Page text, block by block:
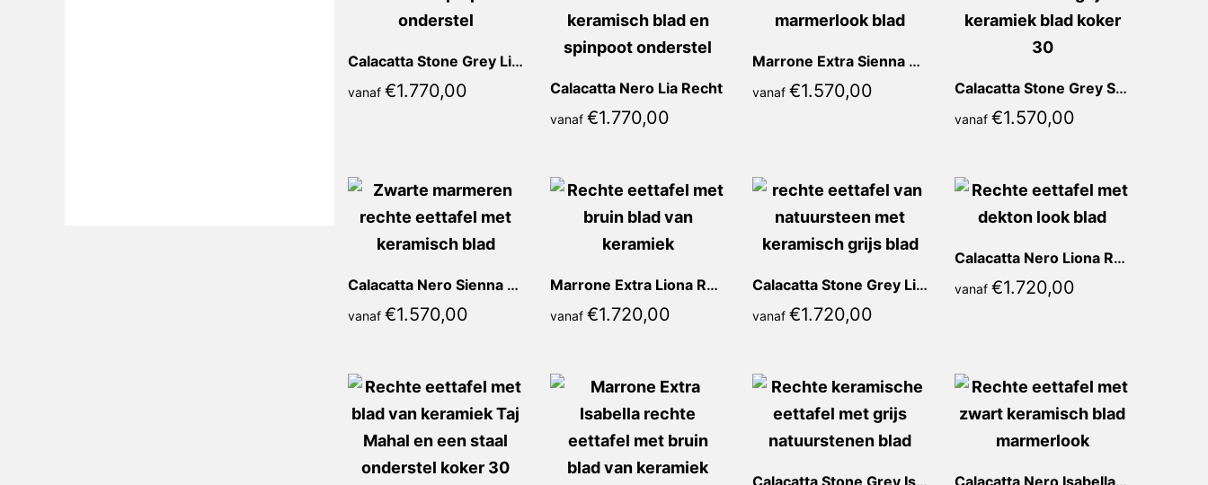
Calacatta Stone Grey Lia Recht
vanaf €1.770,00 Calacatta Nero Lia Recht
vanaf €1.770,00
Marrone Extra Sienna Recht
vanaf €1.570,00 Calacatta Stone Grey Sienna Recht
vanaf €1.570,00
Calacatta Nero Sienna Recht
vanaf €1.570,00
Marrone Extra Liona Recht
vanaf €1.720,00
Calacatta Stone Grey Liona Recht
vanaf €1.720,00
Calacatta Nero Liona Recht
vanaf €1.720,00
Calacatta Stone Grey Isabella Recht Calacatta Nero Isabella Recht